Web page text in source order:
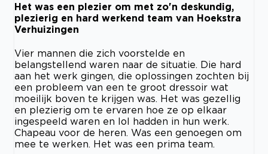
Het was een plezier om met zo'n deskundig,
plezierig en hard werkend team van Hoekstra
Verhuizingen
Vier mannen die zich voorstelde en
belangstellend waren naar de situatie. Die hard
aan het werk gingen, die oplossingen zochten bij
een probleem van een te groot dressoir wat
moeilijk boven te krijgen was. Het was gezellig
en plezierig om te ervaren hoe ze op elkaar
ingespeeld waren en lol hadden in hun werk.
Chapeau voor de heren. Was een genoegen om
mee te werken. Het was een prima team.